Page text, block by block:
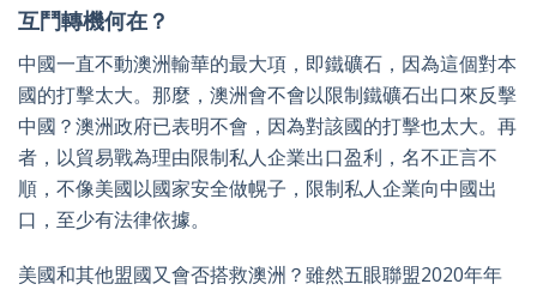
互鬥轉機何在？
中國一直不動澳洲輸華的最大項，即鐵礦石，因為這個對本
國的打擊太大。那麼，澳洲會不會以限制鐵礦石出口來反擊
中國？澳洲政府已表明不會，因為對該國的打擊也太大。再
者，以貿易戰為理由限制私人企業出口盈利，名不正言不
順，不像美國以國家安全做幌子，限制私人企業向中國出
口，至少有法律依據。
美國和其他盟國又會否搭救澳洲？雖然五眼聯盟2020年年